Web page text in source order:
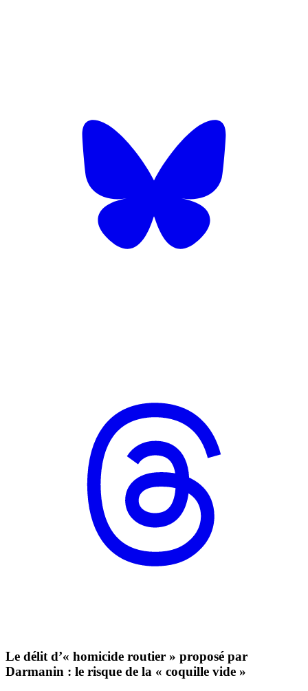
Le délit d’« homicide routier » proposé par
Darmanin : le risque de la « coquille vide »